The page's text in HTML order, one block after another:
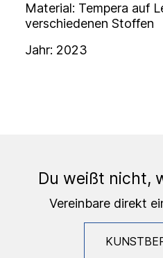
Material: Tempera auf
verschiedenen Stoffen
Jahr: 2023
Du weißt nicht,
Vereinbare direkt